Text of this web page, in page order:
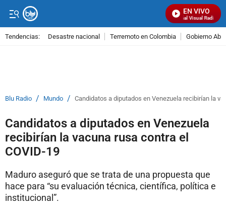
EN VIVO
Señal Visual Radio
Tendencias: Desastre nacional Terremoto en Colombia Gobierno
Blu Radio / Mundo / Candidatos a diputados en Venezuela recibirían la
Candidatos a diputados en Venezuela
recibirían la vacuna rusa contra el
COVID-19
Maduro aseguró que se trata de una propuesta que
hace para “su evaluación técnica, científica, política e
institucional”.